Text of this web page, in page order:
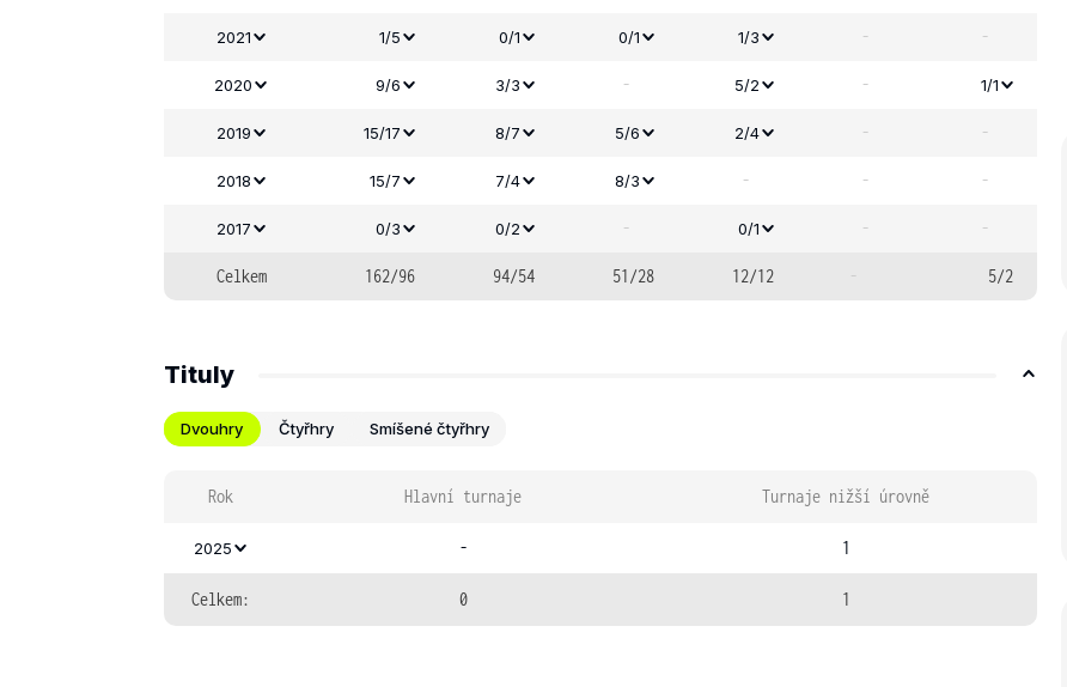
2021 1/5 0/1 0/1 1/3 - -
2020 9/6 3/3 - 5/2 - 1/1
2019 15/17 8/7 5/6 2/4 - -
2018 15/7 7/4 8/3 - - -
2017 0/3 0/2 - 0/1 - -
Celkem 162/96 94/54 51/28 12/12 - 5/2
Tituly
Dvouhry Čtyřhry Smíšené čtyřhry
Rok Hlavní turnaje Turnaje nižší úrovně
2025 - 1
Celkem: 0 1